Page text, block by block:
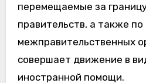
перемещаемые за
правительств, а также
межправительственных
совершает движение в
иностранной помощи.